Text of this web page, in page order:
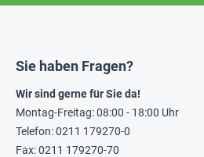
Sie haben Fragen?
Wir sind gerne für Sie da!
Montag-Freitag: 08:00 - 18:00 Uhr
Telefon: 0211 179270-0
Fax: 0211 179270-70